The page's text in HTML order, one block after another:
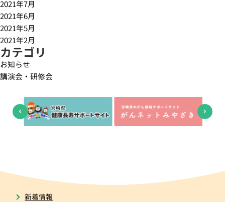
2021年7月
2021年6月
2021年5月
2021年2月
カテゴリ
お知らせ
講演会・研修会
新着情報